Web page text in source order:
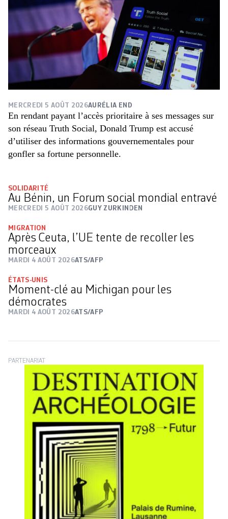
MERCREDI 5 AOÛT 2026AURÉLIA END
En rendant payant l’accès prioritaire à ses messages sur
son réseau Truth Social, Donald Trump est accusé
d’utiliser des informations gouvernementales pour
gonfler sa fortune personnelle.
SOLIDARITÉ
Au Bénin, un Forum social mondial entravé
MERCREDI 5 AOÛT 2026GUY ZURKINDEN
MIGRATION
Après Ceuta, l’UE tente de recoller les
morceaux
MARDI 4 AOÛT 2026ATS/AFP
ÉTATS-UNIS
Moment-clé au Michigan pour les
démocrates
MARDI 4 AOÛT 2026ATS/AFP
PARTENARIAT